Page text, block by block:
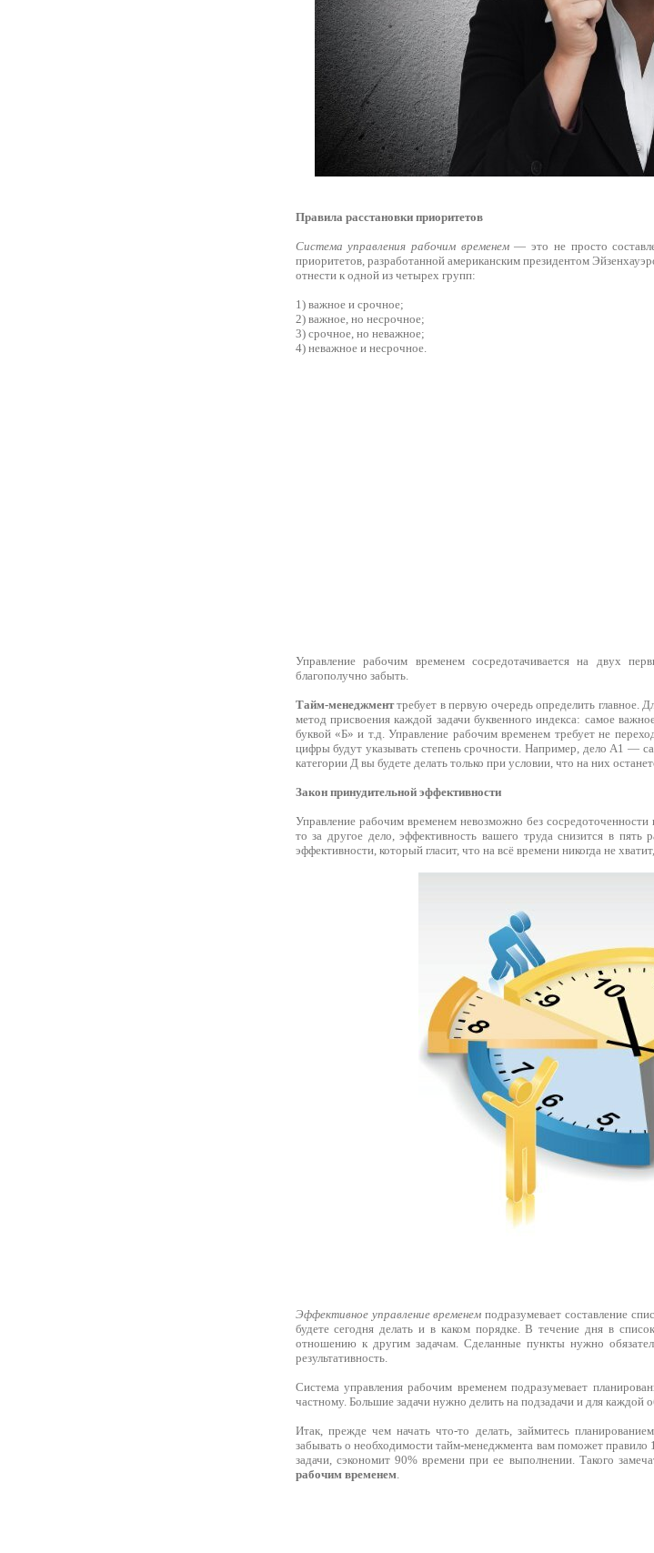
Правила расстановки приоритетов
Система управления рабочим временем— это не просто
приоритетов, разработанной американским президентом
отнести к одной из четырех групп:
1) важное и срочное;
2) важное, но несрочное;
3) срочное, но неважное;
4) неважное и несрочное.
Управление рабочим временем сосредотачивается на двух
благополучно забыть.
Тайм-менеджменттребует в первую очередь определить главное.
метод присвоения каждой задачи буквенного индекса: самое
буквой «Б» и т.д. Управление рабочим временем требует не
цифры будут указывать степень срочности. Например, дело А1 —
категории Д вы будете делать только при условии, что на них
Закон принудительной эффективности
Управление рабочим временем невозможно без сосредоточенности
то за другое дело, эффективность вашего труда снизится в пять
эффективности, который гласит, что на всё времени никогда не
Эффективное управление временем подразумевает составление
будете сегодня делать и в каком порядке. В течение дня в
отношению к другим задачам. Сделанные пункты нужно
результативность.
Система управления рабочим временем подразумевает
частному. Большие задачи нужно делить на подзадачи и для каждой
Итак, прежде чем начать что-то делать, займитесь
забывать о необходимости тайм-менеджмента вам поможет
задачи, сэкономит 90% времени при ее выполнении. Такого
рабочим временем.